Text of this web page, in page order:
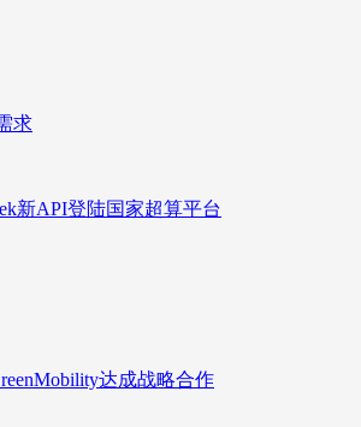
求
新API登陆国家超算平台
达成战略合作